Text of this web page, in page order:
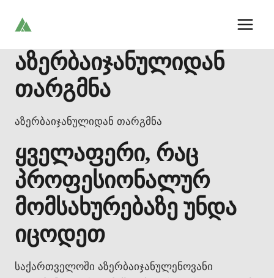
აზერბაიჯანულიდან
თარგმნა
აზერბაიჯანულიდან თარგმნა
ყველაფერი, რაც
პროფესიონალურ
მომსახურებაზე უნდა
იცოდეთ
საქართველოში აზერბაიჯანულენოვანი